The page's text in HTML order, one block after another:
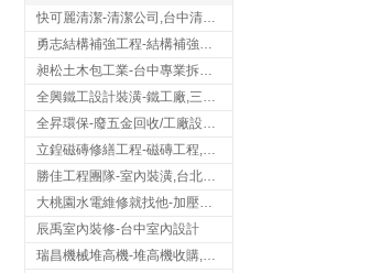
快可麗清潔-清潔公司,台中清潔公司,台中居家清潔
勇志結構補強工程-結構補強工程 ,桃園結構補強工程,龍潭結構補強工程
昶松土木包工業-台中專業拆除工程/挖土機出租
全興鐵工設計裝潢-鐵工廠,三峽鐵工廠,台北鐵工廠
全昇環保-廢五金回收/工廠設備收購/機械設備回收/高價收購廠房設備
立鍠磁磚修繕工程-磁磚工程,磁磚修補,新竹磁磚工程
勝佳工程團隊-室內裝潢,台北房屋裝修,三重室內裝修
大桃園水電維修就找他-加壓馬達,抽水馬達,桃園水電行,中壢水電
辰禹室內裝修-台中室內設計
瑞昌機械堆高機-堆高機收購,新北市堆高機,桃園堆高機